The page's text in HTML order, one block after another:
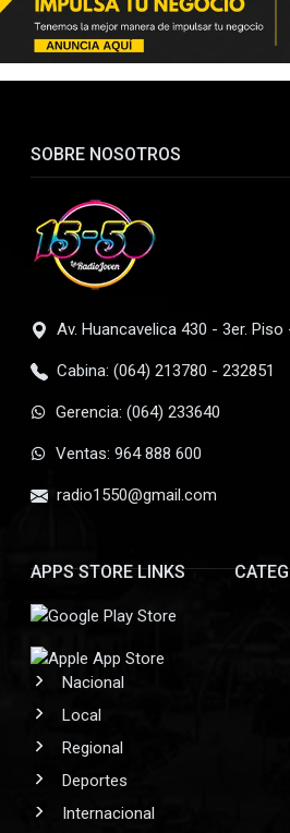
SOBRE NOSOTROS
Av. Huancavelica 430 - 3er. Piso
Cabina: (064) 213780 - 232851
Gerencia: (064) 233640
Ventas: 964 888 600
radio1550@gmail.com
APPS STORE LINKS
Nacional
Local
Regional
Deportes
Internacional